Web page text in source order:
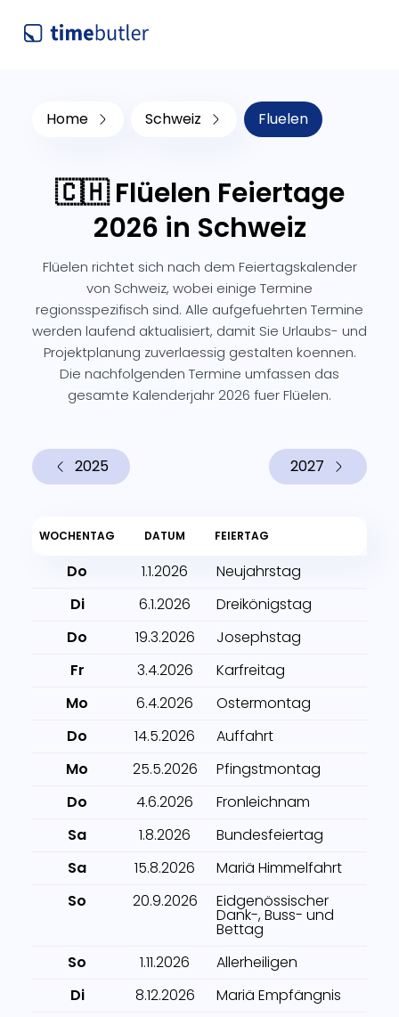
Home Schweiz Fluelen
🇨🇭 Flüelen Feiertage
2026 in Schweiz
Flüelen richtet sich nach dem Feiertagskalender
von Schweiz, wobei einige Termine
regionsspezifisch sind. Alle aufgefuehrten Termine
werden laufend aktualisiert, damit Sie Urlaubs- und
Projektplanung zuverlaessig gestalten koennen.
Die nachfolgenden Termine umfassen das
gesamte Kalenderjahr 2026 fuer Flüelen.
2025 2027
WOCHENTAG DATUM FEIERTAG
Do 1.1.2026
Neujahrstag
Di
6.1.2026
Dreikönigstag
Do
19.3.2026
Josephstag
Fr
3.4.2026
Karfreitag
Mo
6.4.2026
Ostermontag
Do
14.5.2026
Auffahrt
Mo
25.5.2026
Pfingstmontag
Do
4.6.2026
Fronleichnam
Sa
1.8.2026
Bundesfeiertag
Sa
15.8.2026
Mariä Himmelfahrt
So
20.9.2026 Eidgenössischer
Dank-, Buss- und
Bettag
So
1.11.2026
Allerheiligen
Di
8.12.2026
Mariä Empfängnis